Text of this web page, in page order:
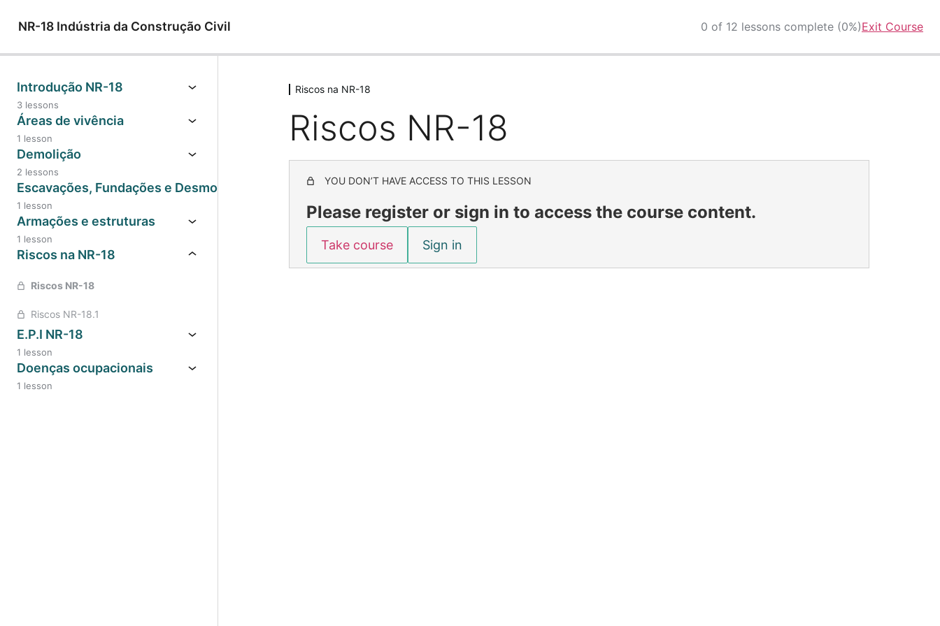
NR-18 Indústria da Construção Civil 0 of 12 lessons complete (0%)Exit Course
Introdução NR-18
3 lessons
Áreas de vivência
1 lesson
Demolição
2 lessons
Escavações, Fundações e Desmonte de Rochas
1 lesson
Armações e estruturas
1 lesson
Riscos na NR-18
Riscos NR-18
Riscos NR-18.1
E.P.I NR-18
1 lesson
Doenças ocupacionais
1 lesson
Riscos na NR-18
Riscos NR-18
YOU DON’T HAVE ACCESS TO THIS LESSON
Please register or sign in to access the course content.
Take course Sign in